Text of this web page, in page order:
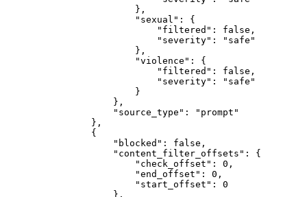
} ,
"sexual" :
{
"filtered" : false ,
"severity" :
"safe"
} ,
"violence" :
{
"filtered" : false ,
"severity" :
"safe"
}
} ,
"source_type" :
"prompt"
} ,
{
"blocked" : false ,
"content_filter_offsets" :
{
"check_offset" : 0 ,
"end_offset" : 0 ,
"start_offset" :
0
} ,